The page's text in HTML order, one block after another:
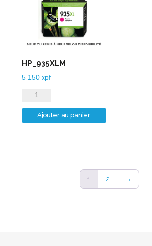
HP_935XLM
5 150 xpf
quantité
de
HP_935XLM
Ajouter au panier
1 2 →